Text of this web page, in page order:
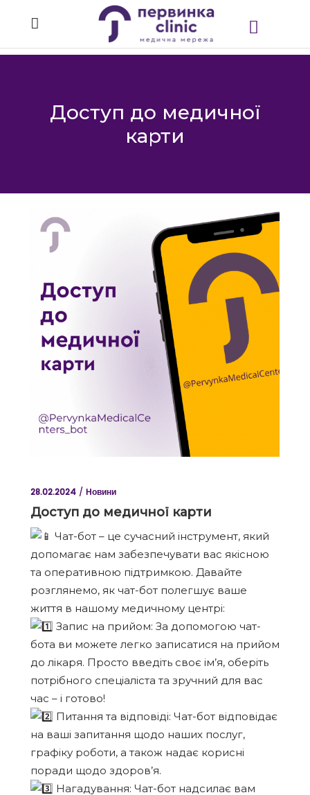
Доступ до медичної
карти
28.02.2024 Новини
Доступ до медичної карти
Чат-бот – це сучасний інструмент, який
допомагає нам забезпечувати вас якісною
та оперативною підтримкою. Давайте
розглянемо, як чат-бот полегшує ваше
життя в нашому медичному центрі:
Запис на прийом: За допомогою чат-
бота ви можете легко записатися на прийом
до лікаря. Просто введіть своє ім’я, оберіть
потрібного спеціаліста та зручний для вас
час – і готово!
Питання та відповіді: Чат-бот відповідає
на ваші запитання щодо наших послуг,
графіку роботи, а також надає корисні
поради щодо здоров’я.
Нагадування: Чат-бот надсилає вам